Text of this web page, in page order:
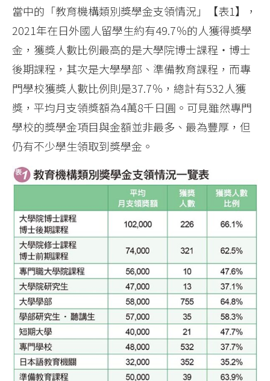
當中的「教育機構類別獎學金支領情況」【表1】，
2021年在日外國人留學生約有49.7％的人獲得獎學
金，獲獎人數比例最高的是大學院博士課程‧博士
後期課程，其次是大學學部、準備教育課程，而專
門學校獲獎人數比例則是37.7％，總計有532人獲
獎，平均月支領獎額為4萬8千日圓。可見雖然專門
學校的獎學金項目與金額並非最多、最為豐厚，但
仍有不少學生領取到獎學金。